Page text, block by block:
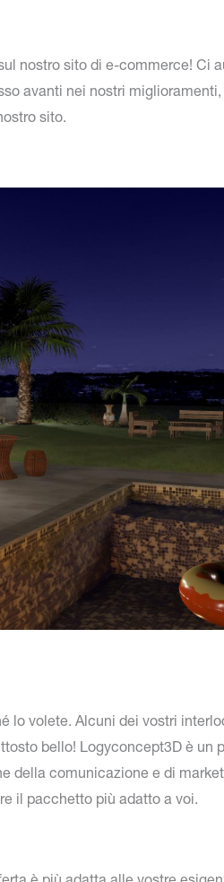
nostro sito di e-commerce! Ci
avanti nei nostri
sito.
lo volete. Alcuni dei vostri
bello! Logyconcept3D è un
della comunicazione e di
il pacchetto più adatto a voi.